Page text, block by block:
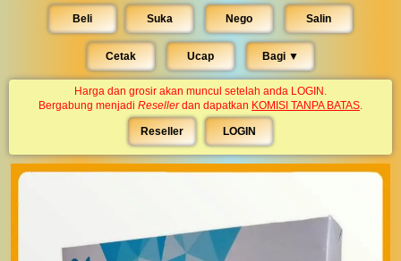
Beli Suka Nego Salin
Cetak Ucap Bagi ▼︎
Harga dan grosir akan muncul setelah anda LOGIN.
Bergabung menjadi Resellerdan dapatkan KOMISI TANPA BATAS.
Reseller LOGIN